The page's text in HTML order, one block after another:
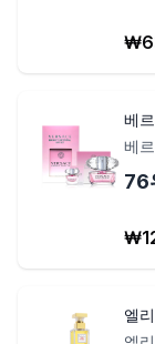
₩
베
베
76
₩
엘